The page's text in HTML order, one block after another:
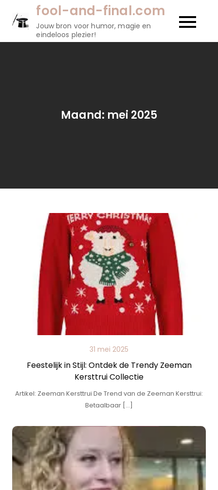
fool-and-final.com
Jouw bron voor humor, magie en
eindeloos plezier!
Maand: mei 2025
31 mei 2025
Feestelijk in Stijl: Ontdek de Trendy Zeeman
Kersttrui Collectie
Artikel: Zeeman Kersttrui De Trend van de Zeeman Kersttrui:
Betaalbaar […]